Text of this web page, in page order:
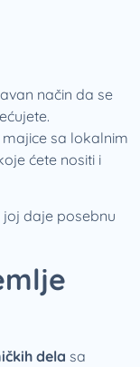
način da se
sa lokalnim
ćete nositi i
joj daje posebnu
dela sa